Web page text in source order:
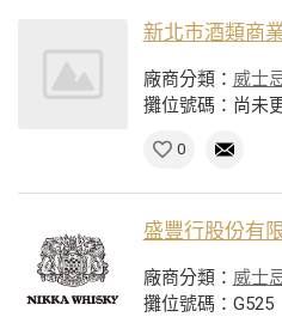
新北市酒類商
廠商分類： 威士
攤位號碼：尚未
0
盛豐行股份有
廠商分類： 威士
攤位號碼：G525